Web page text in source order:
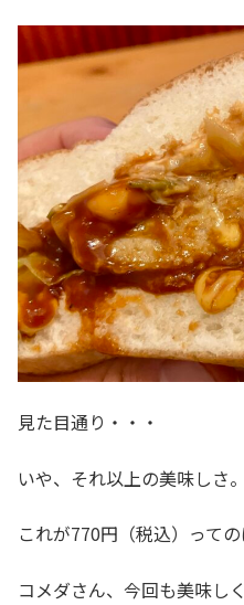
見た目通り・・・
いや、それ以上の美味しさ。
これが770円（税込）っての
コメダさん、今回も美味し